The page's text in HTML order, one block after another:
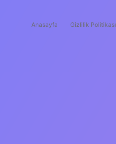
Anasayfa Gizlilik Politikası